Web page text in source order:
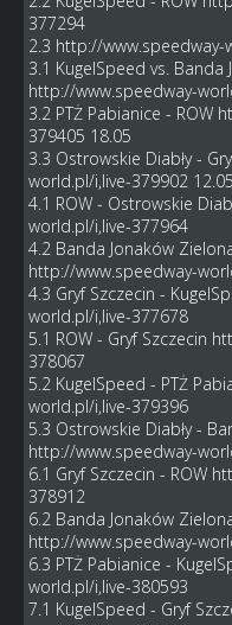
377294
2.3 http://www.speedway-
3.1 KugelSpeed vs.
http://www.speedway-
3.2 PTŻ Pabianice - ROW
379405 18.05
3.3 Ostrowskie Diabły -
world.pl/i,live-379902 12.05
4.1 ROW - Ostrowskie
world.pl/i,live-377964
4.2 Banda Jonaków
http://www.speedway-
4.3 Gryf Szczecin -
world.pl/i,live-377678
5.1 ROW - Gryf Szczecin
378067
5.2 KugelSpeed - PTŻ
world.pl/i,live-379396
5.3 Ostrowskie Diabły -
http://www.speedway-
6.1 Gryf Szczecin - ROW
378912
6.2 Banda Jonaków
http://www.speedway-
6.3 PTŻ Pabianice -
world.pl/i,live-380593
7.1 KugelSpeed - Gryf